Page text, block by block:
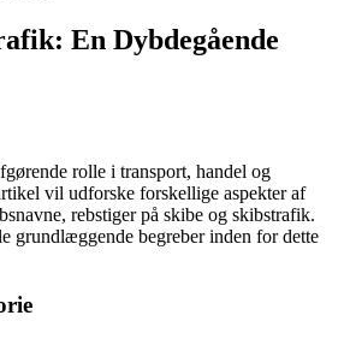
En Dybdegående
rolle i transport, handel og
vil udforske forskellige aspekter af
rebstiger på skibe og skibstrafik.
grundlæggende begreber inden for dette